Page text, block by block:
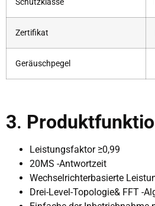
Zertifikat
Geräuschpegel
3.
Leistungsfaktor ≥0,99
20MS -Antwortzeit
Wechselrichterbasierte
Drei-Level-Topologie& FFT -